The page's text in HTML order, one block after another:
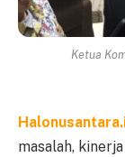
Ketua
masalah,